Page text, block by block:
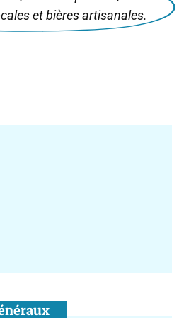
et bières artisanales.